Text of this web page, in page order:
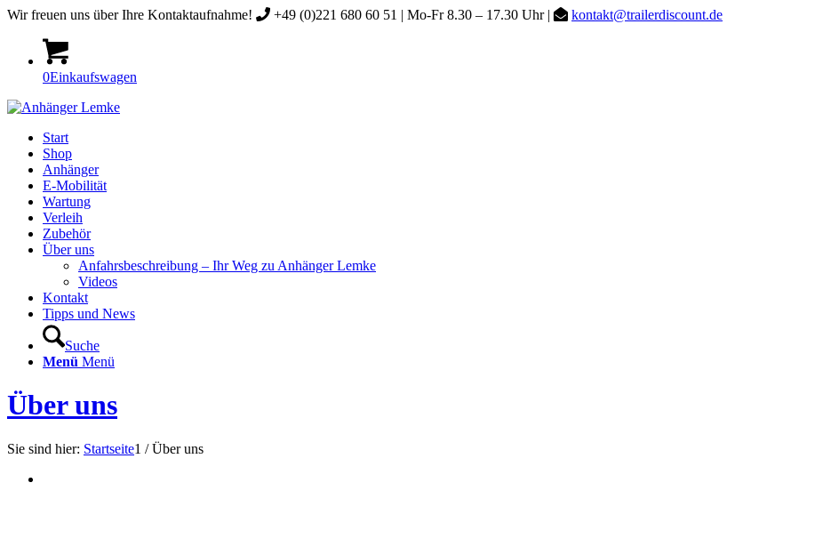
Wir freuen uns über Ihre Kontaktaufnahme! +49 (0)221 680 60 51 | Mo-Fr 8.30 – 17.30 Uhr | kontakt@trailerdiscount.de
0Einkaufswagen
Start
Shop
Anhänger
E-Mobilität
Wartung
Verleih
Zubehör
Über uns
Anfahrsbeschreibung – Ihr Weg zu Anhänger Lemke
Videos
Kontakt
Tipps und News
Suche
Menü Menü
Über uns
Sie sind hier: Startseite1 / Über uns